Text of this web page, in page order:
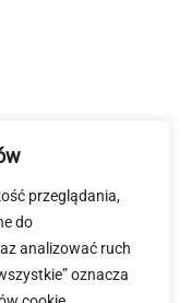
przeglądania,
do
analizować ruch
oznacza